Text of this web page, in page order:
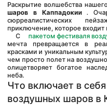
Раскрытие волшебства
шаров в Каппадокии .
сюрреалистических
приключение, которое
С пакетом фестиваля
мечта превращается в
красками и уникальным
чем просто полет на
олицетворяет богатое
неба.
Что включает в
воздушных шаров в